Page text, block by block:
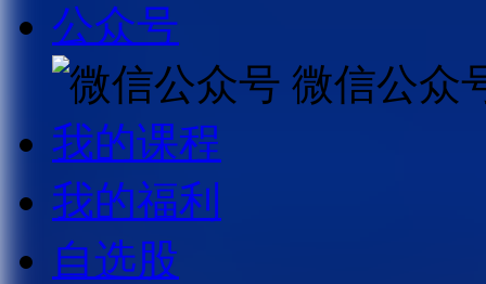
公众号
微信公众
我的课程
我的福利
自选股